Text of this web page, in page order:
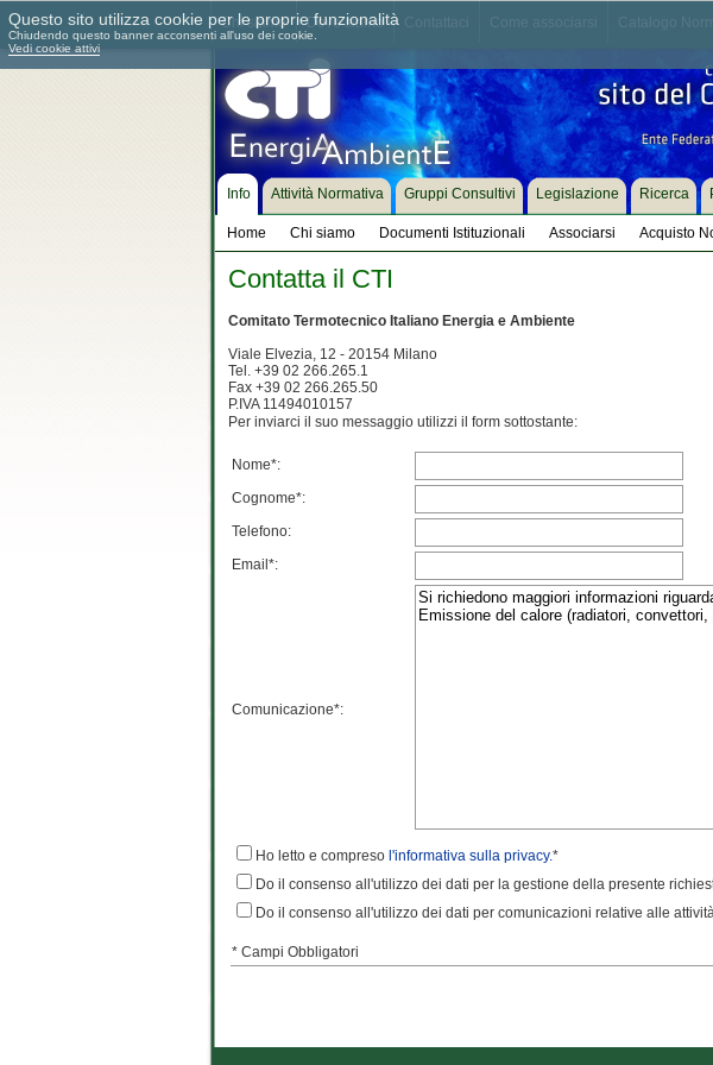
Chi siamo Dove siamo
Info
Home Chi siamo Documenti Istituzionali Associarsi Acquisto
Attività Normativa Gruppi Consultivi Legislazione Ricerca
Contatta il CTI
Comitato Termotecnico Italiano Energia e Ambiente
Viale Elvezia, 12 - 20154 Milano
Tel. +39 02 266.265.1
Fax +39 02 266.265.50
P.IVA 11494010157
Per inviarci il suo messaggio utilizzi il form sottostante:
Nome*:
Cognome*:
Telefono:
Email*:
Comunicazione*:
Ho letto e compreso l'informativa sulla privacy.*
Do il consenso all'utilizzo dei dati per la gestione della presente
Do il consenso all'utilizzo dei dati per comunicazioni relative alle
* Campi Obbligatori
Questo sito utilizza cookie per le proprie funzionalità
Chiudendo questo banner acconsenti all'uso dei cookie.
Vedi cookie attivi